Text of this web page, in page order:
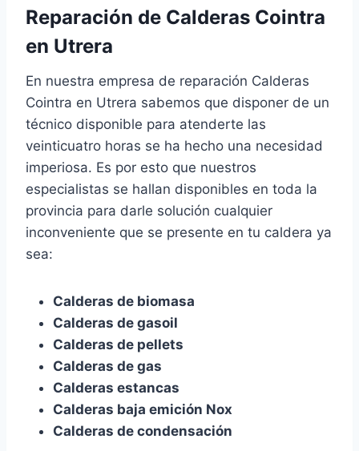
Reparación de Calderas Cointra
en Utrera
En nuestra empresa de reparación Calderas
Cointra en Utrera sabemos que disponer de un
técnico disponible para atenderte las
veinticuatro horas se ha hecho una necesidad
imperiosa. Es por esto que nuestros
especialistas se hallan disponibles en toda la
provincia para darle solución cualquier
inconveniente que se presente en tu caldera ya
sea:
Calderas de biomasa
Calderas de gasoil
Calderas de pellets
Calderas de gas
Calderas estancas
Calderas baja emición Nox
Calderas de condensación